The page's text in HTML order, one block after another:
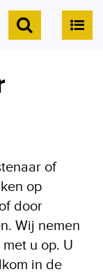
of
op
door
Wij nemen
u op. U
in de